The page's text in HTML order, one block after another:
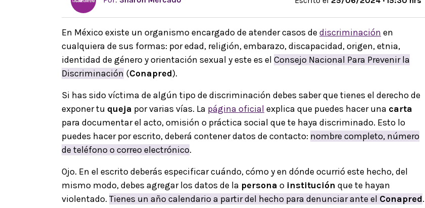
En México existe un organismo encargado de atender casos de discriminación en
cualquiera de sus formas: por edad, religión, embarazo, discapacidad, origen, etnia,
identidad de género y orientación sexual y este es el Consejo Nacional Para Prevenir la
Discriminación (Conapred).
Si has sido víctima de algún tipo de discriminación debes saber que tienes el derecho de
exponer tu queja por varias vías. La página oficial explica que puedes hacer una carta
para documentar el acto, omisión o práctica social que te haya discriminado. Esto lo
puedes hacer por escrito, deberá contener datos de contacto: nombre completo, número
de teléfono o correo electrónico.
Ojo. En el escrito deberás especificar cuándo, cómo y en dónde ocurrió este hecho, del
mismo modo, debes agregar los datos de la persona o institución que te hayan
violentado. Tienes un año calendario a partir del hecho para denunciar ante el Conapred.